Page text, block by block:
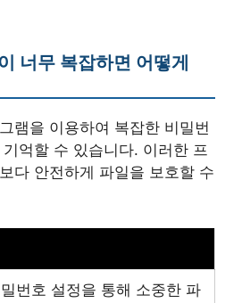
너무 복잡하면 어떻게
램을 이용하여 복잡한 비밀번
억할 수 있습니다. 이러한 프
다 안전하게 파일을 보호할 수
번호 설정을 통해 소중한 파